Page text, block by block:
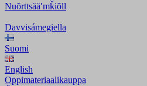
Nuõrttsääʹmǩiõll
Davvisámegiella
Suomi
English
Oppimateriaalikauppa